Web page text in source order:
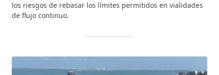
los riesgos de rebasar los límites permitidos en vialidades
de flujo continuo.